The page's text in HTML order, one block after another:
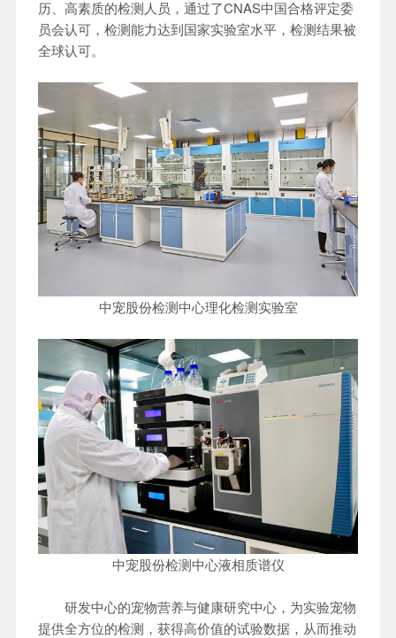
历、高素质的检测人员，通过了CNAS中国合格评定委
员会认可，检测能力达到国家实验室水平，检测结果被
全球认可。
中宠股份检测中心理化检测实验室
中宠股份检测中心液相质谱仪
研发中心的宠物营养与健康研究中心，为实验宠物
提供全方位的检测，获得高价值的试验数据，从而推动